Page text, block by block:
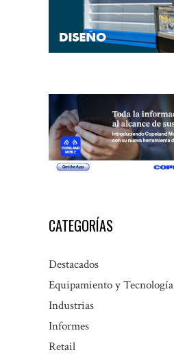
CATEGORÍAS
Destacados
Equipamiento y Tecnología
Industrias
Informes
Retail